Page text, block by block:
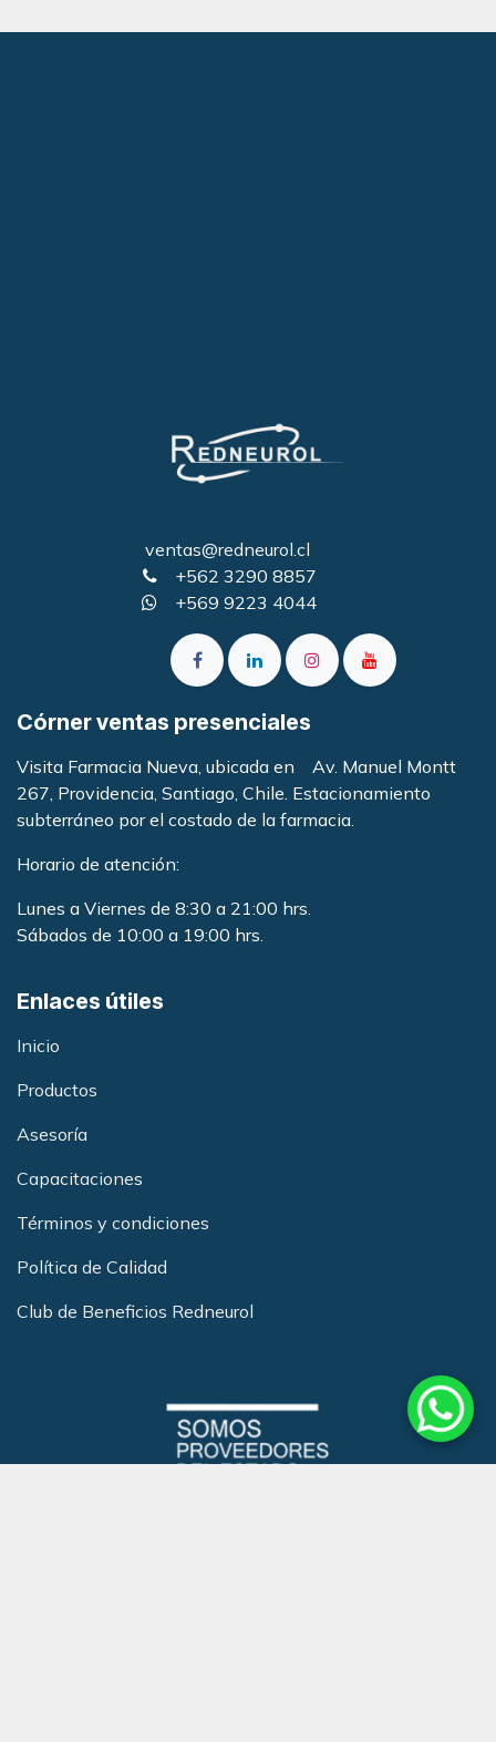
ventas@redneurol.cl
+562 3290 8857
+569 9223 4044
Córner ventas presenciales
Visita Farmacia Nueva, ubicada en Av. Manuel Montt
267, Providencia, Santiago, Chile. Estacionamiento
subterráneo por el costado de la farmacia
Horario de atención:
Lunes a Viernes de 8:30 a 21:00 hrs.
Sábados de 10:00 a 19:00 hrs.
Enlaces útiles
Inicio
Productos
Asesoría
Capacitaciones
Términos y condiciones
Política de Calidad
Club de Beneficios Redneurol